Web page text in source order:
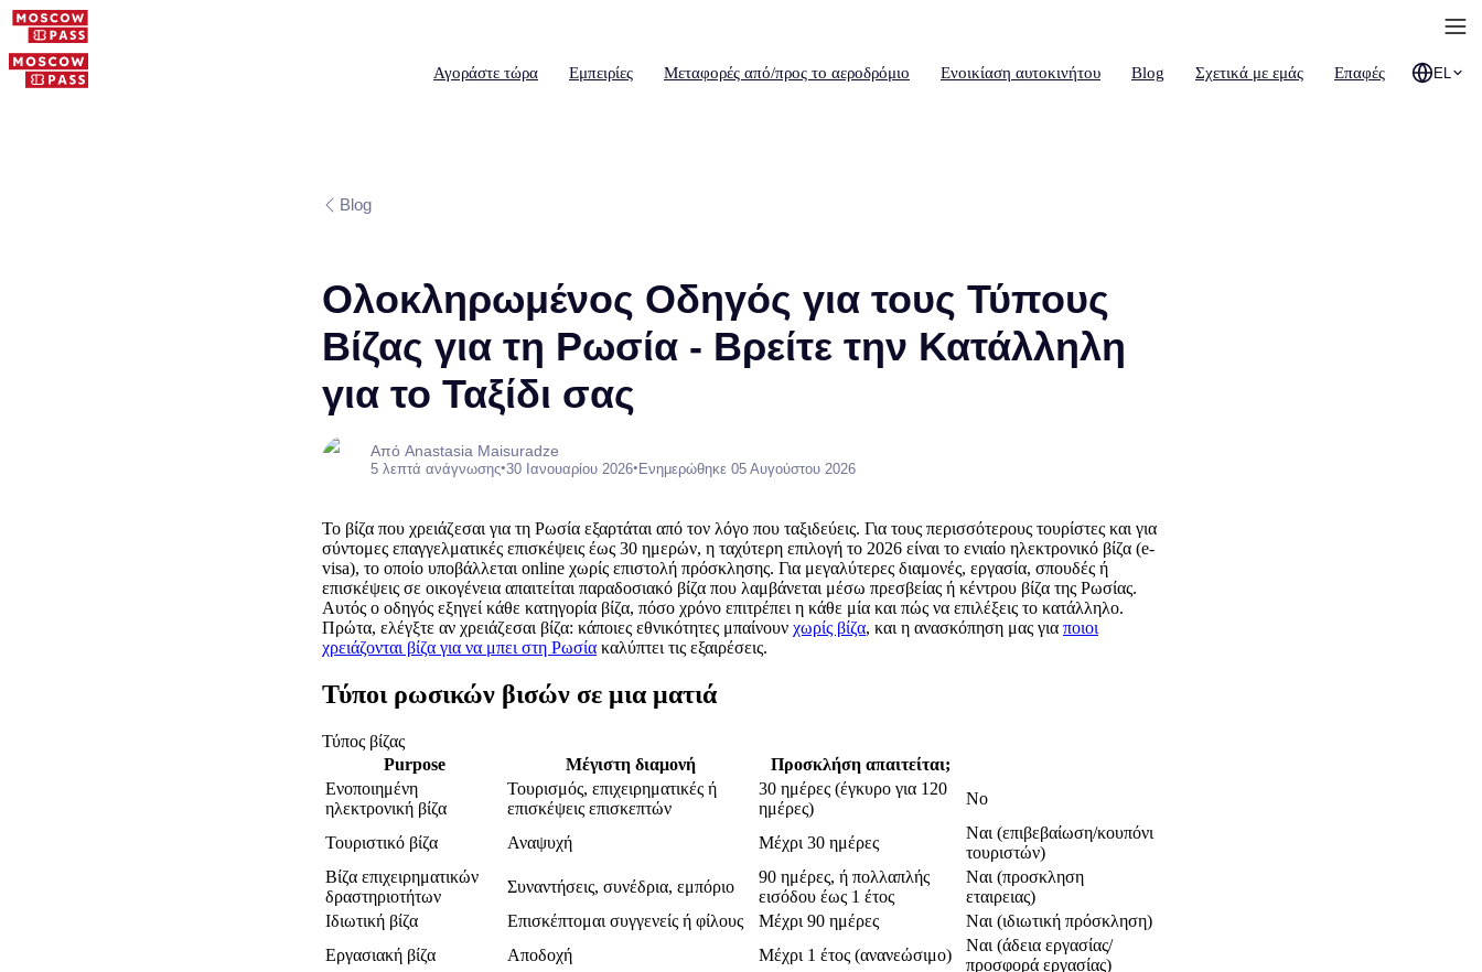
Αγοράστε τώρα Εμπειρίες Μεταφορές από/προς το αεροδρόμιο Ενοικίαση αυτοκινήτου Blog Σχετικά με εμάς Επαφές EL
Blog
Ολοκληρωμένος Οδηγός για τους Τύπους
Βίζας για τη Ρωσία - Βρείτε την Κατάλληλη
για το Ταξίδι σας
Από Anastasia Maisuradze
5 λεπτά ανάγνωσης•30 Ιανουαρίου 2026•Ενημερώθηκε 05 Αυγούστου 2026
Το βίζα που χρειάζεσαι για τη Ρωσία εξαρτάται από τον λόγο που ταξιδεύεις. Για τους περισσότερους τουρίστες και για
σύντομες επαγγελματικές επισκέψεις έως 30 ημερών, η ταχύτερη επιλογή το 2026 είναι το ενιαίο ηλεκτρονικό βίζα (e-
visa), το οποίο υποβάλλεται online χωρίς επιστολή πρόσκλησης. Για μεγαλύτερες διαμονές, εργασία, σπουδές ή
επισκέψεις σε οικογένεια απαιτείται παραδοσιακό βίζα που λαμβάνεται μέσω πρεσβείας ή κέντρου βίζα της Ρωσίας.
Αυτός ο οδηγός εξηγεί κάθε κατηγορία βίζα, πόσο χρόνο επιτρέπει η κάθε μία και πώς να επιλέξεις το κατάλληλο.
Πρώτα, ελέγξτε αν χρειάζεσαι βίζα: κάποιες εθνικότητες μπαίνουν χωρίς βίζα, και η ανασκόπηση μας για ποιοι
χρειάζονται βίζα για να μπει στη Ρωσία καλύπτει τις εξαιρέσεις.
Τύποι ρωσικών βισών σε μια ματιά
Τύπος βίζας
Purpose
Μέγιστη διαμονή
Προσκλήση απαιτείται;
Ενοποιημένη
ηλεκτρονική βίζα
Τουρισμός, επιχειρηματικές ή
επισκέψεις επισκεπτών
30 ημέρες (έγκυρο για 120
ημέρες)
No
Τουριστικό βίζα Αναψυχή Μέχρι 30 ημέρες
Ναι (επιβεβαίωση/κουπόνι
τουριστών)
Βίζα επιχειρηματικών
δραστηριοτήτων
Συναντήσεις, συνέδρια, εμπόριο
90 ημέρες, ή πολλαπλής
εισόδου έως 1 έτος
Ναι (προσκληση
εταιρειας)
Ιδιωτική βίζα
Επισκέπτομαι συγγενείς ή φίλους Μέχρι 90 ημέρες
Ναι (ιδιωτική πρόσκληση)
Εργασιακή βίζα
Αποδοχή Μέχρι 1 έτος (ανανεώσιμο)
Ναι (άδεια εργασίας/
προσφορά εργασίας)